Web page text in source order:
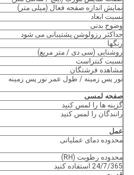
نمایش اندازه صفحه فعال (میلی متر)
نسبت ابعاد
وضوح بدنی
حداکثر رزولوشن پشتیبانی می شود
رنگها
روشنایی (سی دی / متر مربع)
نسبت کنتراست
مشاهده فرشتگان
نور پس زمینه / طول عمر نور پس زمینه
صفحه لمسی
گزینه ها را لمس کنید
رانندگان را لمس کنید
عمل
محدوده دمای عملیاتی
محدوده رطوبت (RH)
24/7/365 استفاده کنید